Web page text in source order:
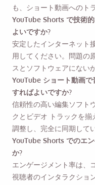
も、ショート動画へのト
YouTube Shorts で技術
よいですか?
安定したインターネット
用してください。問題の
スとソフトウェアにない
YouTube ショート動画で
すればよいですか?
信頼性の高い編集ソフト
クとビデオ トラックを
調整し、完全に同期して
YouTube Shorts でのエ
か?
エンゲージメント率は、
視聴者のインタラクショ